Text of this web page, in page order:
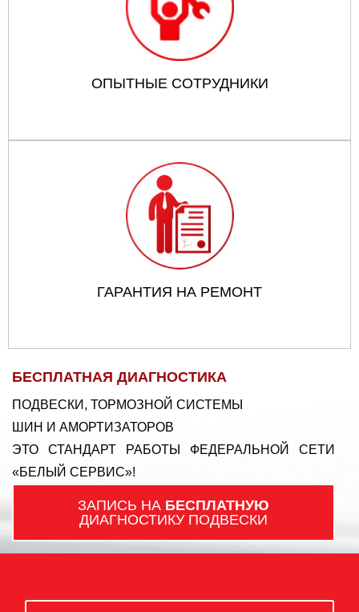
ОПЫТНЫЕ СОТРУДНИКИ
ГАРАНТИЯ НА РЕМОНТ
БЕСПЛАТНАЯ ДИАГНОСТИКА
ПОДВЕСКИ, ТОРМОЗНОЙ СИСТЕМЫ
ШИН И АМОРТИЗАТОРОВ
ЭТО СТАНДАРТ РАБОТЫ ФЕДЕРАЛЬНОЙ СЕТИ
«БЕЛЫЙ СЕРВИС»!
ЗАПИСЬ НА БЕСПЛАТНУЮ
ДИАГНОСТИКУ ПОДВЕСКИ